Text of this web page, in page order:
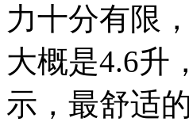
力十分有限
大概是4.6升
示，最舒适